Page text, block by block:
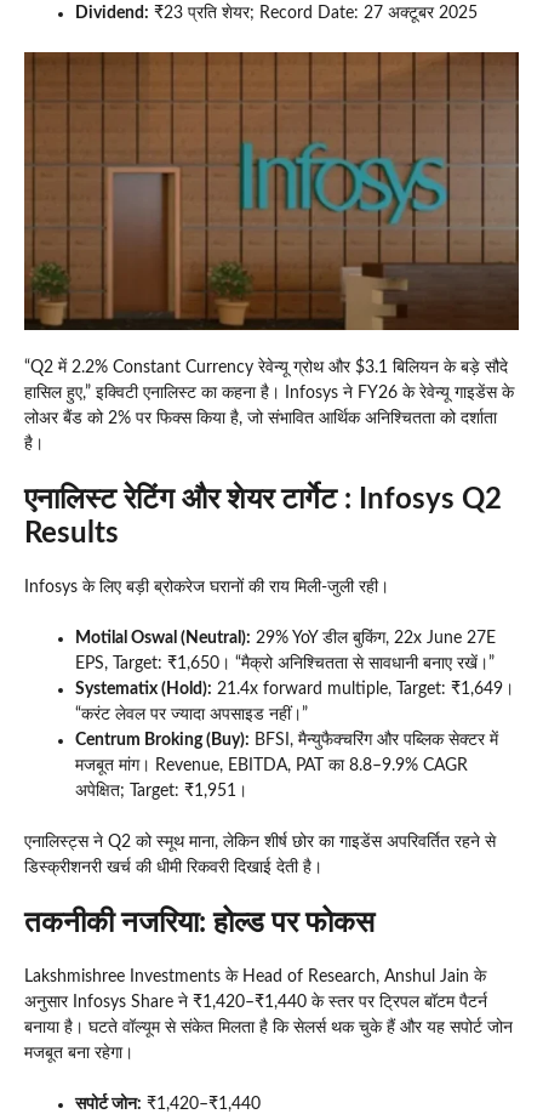
Dividend: ₹23 प्रति शेयर; Record Date: 27 अक्टूबर 2025
“Q2 में 2.2% Constant Currency रेवेन्यू ग्रोथ और $3.1 बिलियन के बड़े सौदे
हासिल हुए,” इक्विटी एनालिस्ट का कहना है। Infosys ने FY26 के रेवेन्यू गाइडेंस के
लोअर बैंड को 2% पर फिक्स किया है, जो संभावित आर्थिक अनिश्चितता को दर्शाता
है।
एनालिस्ट रेटिंग और शेयर टार्गेट : Infosys Q2
Results
Infosys के लिए बड़ी ब्रोकरेज घरानों की राय मिली-जुली रही।
Motilal Oswal (Neutral): 29% YoY डील बुकिंग, 22x June 27E
EPS, Target: ₹1,650। “मैक्रो अनिश्चितता से सावधानी बनाए रखें।”
Systematix (Hold): 21.4x forward multiple, Target: ₹1,649।
“करंट लेवल पर ज्यादा अपसाइड नहीं।”
Centrum Broking (Buy): BFSI, मैन्युफैक्चरिंग और पब्लिक सेक्टर में
मजबूत मांग। Revenue, EBITDA, PAT का 8.8–9.9% CAGR
अपेक्षित; Target: ₹1,951।
एनालिस्ट्स ने Q2 को स्मूथ माना, लेकिन शीर्ष छोर का गाइडेंस अपरिवर्तित रहने से
डिस्क्रीशनरी खर्च की धीमी रिकवरी दिखाई देती है।
तकनीकी नजरिया: होल्ड पर फोकस
Lakshmishree Investments के Head of Research, Anshul Jain के
अनुसार Infosys Share ने ₹1,420–₹1,440 के स्तर पर ट्रिपल बॉटम पैटर्न
बनाया है। घटते वॉल्यूम से संकेत मिलता है कि सेलर्स थक चुके हैं और यह सपोर्ट जोन
मजबूत बना रहेगा।
सपोर्ट जोन: ₹1,420–₹1,440